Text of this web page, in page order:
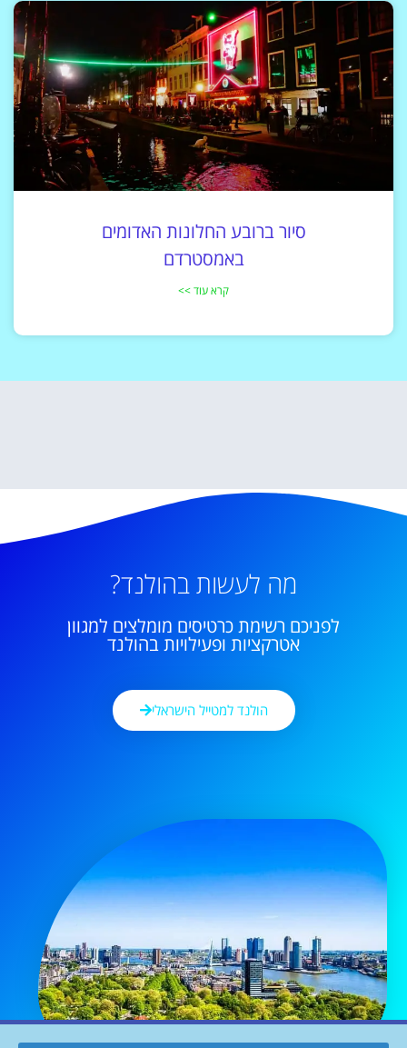
סיור ברובע החלונות האדומים
באמסטרדם
קרא עוד >>
מה לעשות בהולנד?
לפניכם רשימת כרטיסים מומלצים למגוון
אטרקציות ופעילויות בהולנד
הולנד למטייל הישראלי